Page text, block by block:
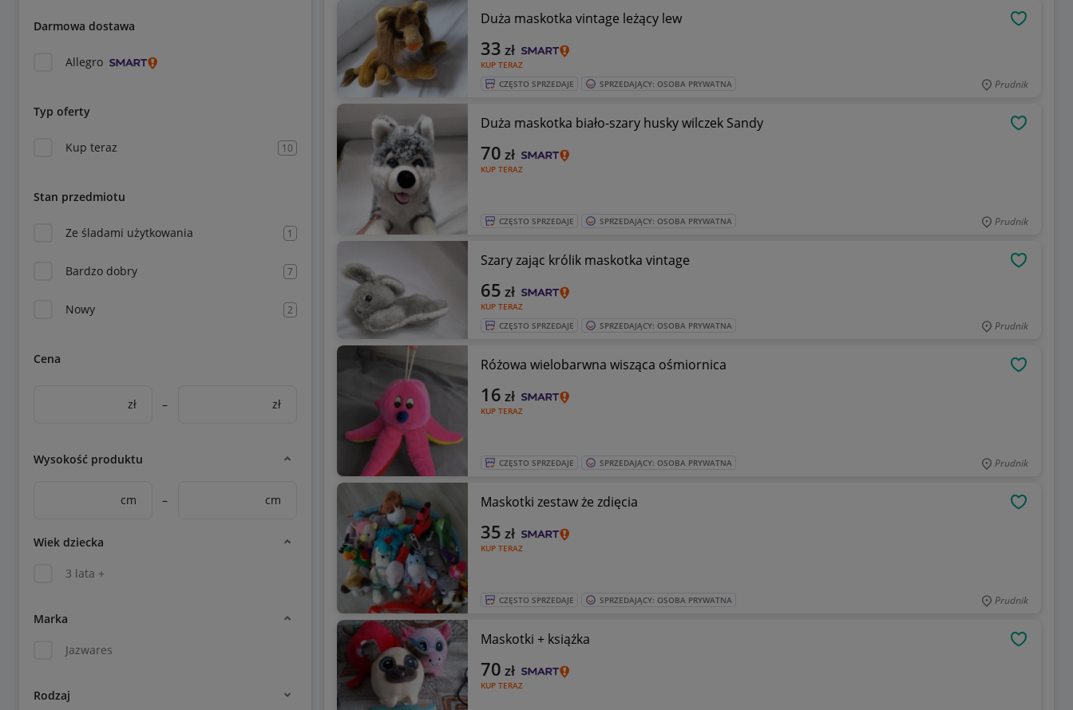
Darmowa dostawa
Allegro
Typ oferty
Kup teraz 10
Stan przedmiotu
Ze śladami użytkowania 1
Bardzo dobry 7
Nowy 2
Cena
zł – zł
Wysokość produktu
cm – cm
Wiek dziecka
3 lata +
Marka
Jazwares
Rodzaj
Duża maskotka vintage leżący lew
KUP TERAZ
33 zł
CZĘSTO SPRZEDAJE SPRZEDAJĄCY: OSOBA PRYWATNA Prudnik
Duża maskotka biało-szary husky wilczek Sandy
KUP TERAZ
70 zł
CZĘSTO SPRZEDAJE SPRZEDAJĄCY: OSOBA PRYWATNA Prudnik
Szary zając królik maskotka vintage
KUP TERAZ
65 zł
CZĘSTO SPRZEDAJE SPRZEDAJĄCY: OSOBA PRYWATNA Prudnik
Różowa wielobarwna wisząca ośmiornica
KUP TERAZ
16 zł
CZĘSTO SPRZEDAJE SPRZEDAJĄCY: OSOBA PRYWATNA Prudnik
Maskotki zestaw że zdięcia
KUP TERAZ
35 zł
CZĘSTO SPRZEDAJE SPRZEDAJĄCY: OSOBA PRYWATNA Prudnik
Maskotki + książka
KUP TERAZ
70 zł